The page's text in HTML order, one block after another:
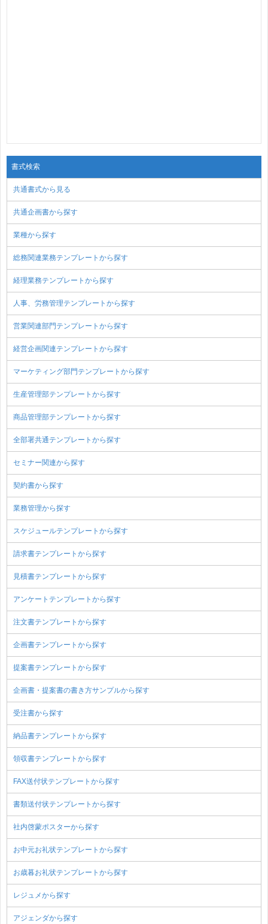
書式検索
共通書式から見る
共通企画書から探す
業種から探す
総務関連業務テンプレートから探す
経理業務テンプレートから探す
人事、労務管理テンプレートから探す
営業関連部門テンプレートから探す
経営企画関連テンプレートから探す
マーケティング部門テンプレートから探す
生産管理部テンプレートから探す
商品管理部テンプレートから探す
全部署共通テンプレートから探す
セミナー関連から探す
契約書から探す
業務管理から探す
スケジュールテンプレートから探す
請求書テンプレートから探す
見積書テンプレートから探す
アンケートテンプレートから探す
注文書テンプレートから探す
企画書テンプレートから探す
提案書テンプレートから探す
企画書・提案書の書き方サンプルから探す
受注書から探す
納品書テンプレートから探す
領収書テンプレートから探す
FAX送付状テンプレートから探す
書類送付状テンプレートから探す
社内啓蒙ポスターから探す
お中元お礼状テンプレートから探す
お歳暮お礼状テンプレートから探す
レジュメから探す
アジェンダから探す